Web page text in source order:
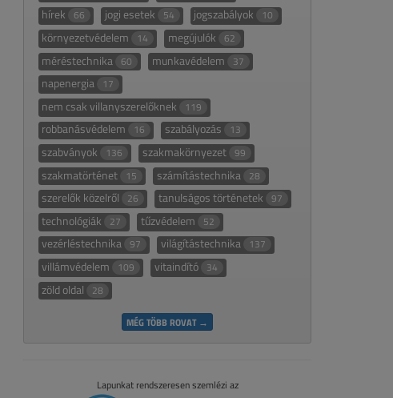
hírek 66 jogi esetek 54 jogszabályok 10
környezetvédelem 14 megújulók 62
méréstechnika 60 munkavédelem 37
napenergia 17
nem csak villanyszerelőknek 119
robbanásvédelem 16 szabályozás 13
szabványok 136 szakmakörnyezet 99
szakmatörténet 15 számítástechnika 28
szerelők közelről 26 tanulságos történetek 97
technológiák 27 tűzvédelem 52
vezérléstechnika 97 világítástechnika 137
villámvédelem 109 vitaindító 34
zöld oldal 28
MÉG TÖBB ROVAT →
Lapunkat rendszeresen szemlézi az